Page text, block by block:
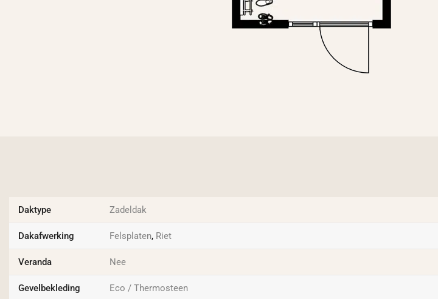
Daktype Zadeldak
Dakafwerking Felsplaten, Riet
Veranda Nee
Gevelbekleding Eco / Thermosteen